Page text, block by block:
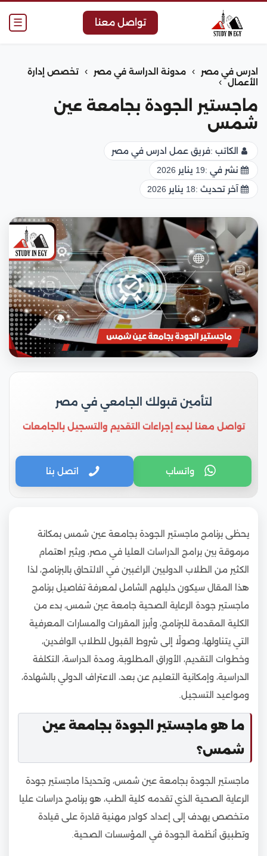
☰ تواصل معنا
ادرس في مصر › مدونة الدراسة في مصر ›
تخصص إدارة
الأعمال
›
ماجستير الجودة بجامعة عين
شمس
الكاتب :فريق عمل ادرس في مصر
نشر في :19 يناير 2026
آخر تحديث :18 يناير 2026
لتأمين قبولك الجامعي في مصر
تواصل معنا لبدء إجراءات التقديم والتسجيل بالجامعات
واتساب اتصل بنا
يحظى برنامج ماجستير الجودة بجامعة عين شمس بمكانة
مرموقة بين برامج الدراسات العليا في مصر، ويثير اهتمام
الكثير من الطلاب الدوليين الراغبين في الالتحاق بالبرنامج، لذا
هذا المقال سيكون دليلهم الشامل لمعرفة تفاصيل برنامج
ماجستير جودة الرعاية الصحية جامعة عين شمس، بدء من
الكلية المقدمة للبرنامج، وأبرز المقررات والمسارات المعرفية
التي يتناولها، وصولًا إلى شروط القبول للطلاب الوافدين،
وخطوات التقديم، الأوراق المطلوبة، ومدة الدراسة، التكلفة
الدراسية، وإمكانية التعليم عن بعد، الاعتراف الدولي بالشهادة،
ومواعيد التسجيل.
ما هو ماجستير الجودة بجامعة عين
شمس؟
ماجستير الجودة بجامعة عين شمس، وتحديدًا ماجستير جودة
الرعاية الصحية الذي تقدمه كلية الطب، هو برنامج دراسات عليا
متخصص يهدف إلى إعداد كوادر مهنية قادرة على قيادة
وتطبيق أنظمة الجودة في المؤسسات الصحية.